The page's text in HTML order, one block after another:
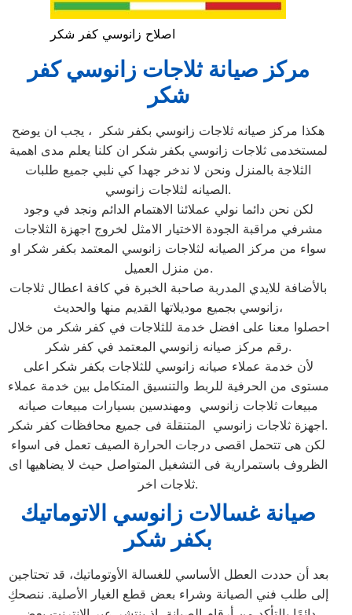
اصلاح زانوسي كفر شكر
مركز صيانة ثلاجات زانوسي كفر
شكر
هكذا مركز صيانه ثلاجات زانوسي بكفر شكر ، يجب ان يوضح
لمستخدمى ثلاجات زانوسي بكفر شكر ان كلنا يعلم مدى اهمية
الثلاجة بالمنزل ونحن لا ندخر جهدا كي نلبي جميع طلبات
الصيانه لثلاجات زانوسي.
لكن نحن دائما نولي عملائنا الاهتمام الدائم ونجد في وجود
مشرفي مراقبة الجودة الاختيار الامثل لخروج اجهزة الثلاجات
سواء من مركز الصيانه لثلاجات زانوسي المعتمد بكفر شكر او
من منزل العميل.
بالأضافة للايدي المدربة صاحبة الخبرة في كافة اعطال ثلاجات
زانوسي بجميع موديلاتها القديم منها والحديث،
احصلوا معنا على افضل خدمة للثلاجات في كفر شكر من خلال
رقم مركز صيانه زانوسي المعتمد في كفر شكر.
لأن خدمة عملاء صيانه زانوسي للثلاجات بكفر شكر اعلى
مستوى من الحرفية للربط والتنسيق المتكامل بين خدمة عملاء
مبيعات ثلاجات زانوسي ومهندسين بسيارات مبيعات صيانه
اجهزة ثلاجات زانوسي المتنقلة فى جميع محافظات كفر شكر.
لكن هى تتحمل اقصى درجات الحرارة الصيف تعمل فى اسواء
الظروف باستمرارية فى التشغيل المتواصل حيث لا يضاهيها اى
ثلاجات اخر.
صيانة غسالات زانوسي الاتوماتيك
بكفر شكر
بعد أن حددت العطل الأساسي للغسالة الأوتوماتيك، قد تحتاجين
إلى طلب فني الصيانة وشراء بعض قطع الغيار الأصلية. ننصحكِ